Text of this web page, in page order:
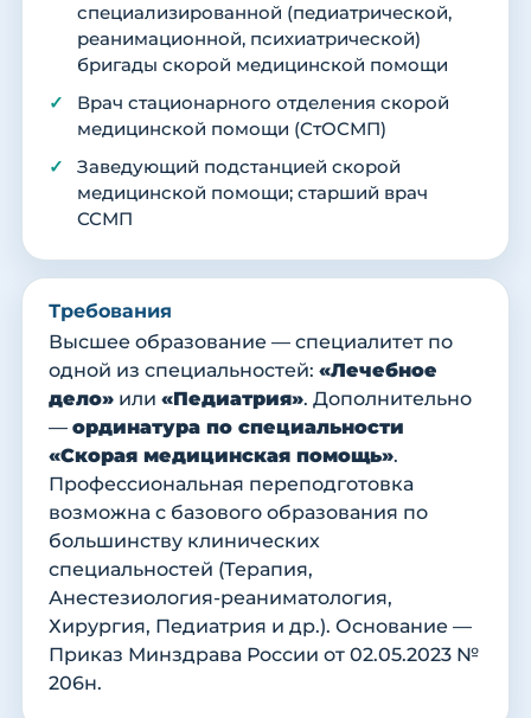
специализированной (педиатрической,
реанимационной, психиатрической)
бригады скорой медицинской помощи
Врач стационарного отделения скорой
медицинской помощи (СтОСМП)
Заведующий подстанцией скорой
медицинской помощи; старший врач
ССМП
Требования
Высшее образование — специалитет по
одной из специальностей: «Лечебное
дело» или «Педиатрия». Дополнительно
— ординатура по специальности
«Скорая медицинская помощь».
Профессиональная переподготовка
возможна с базового образования по
большинству клинических
специальностей (Терапия,
Анестезиология-реаниматология,
Хирургия, Педиатрия и др.). Основание —
Приказ Минздрава России от 02.05.2023 №
206н.